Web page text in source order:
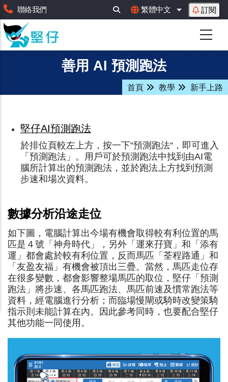
移
至
主
內
容
聯絡我們 繁體中文 列出額外動作
訂閱
善用 AI 預測跑法
首頁 教學 新手上路
堅仔AI預測跑法
於排位頁較左上方，按一下“預測跑法“，即可進入
「預測跑法」。用戶可於預測跑法中找到由AI電
腦所計算出的預測跑法，並於跑法上方找到預測
步速和場次資料。
數據分析沿途走位
如下圖，電腦計算出今場有機會取得較有利位置的馬
匹是４號「神舟時代」，另外「運來孖寶」和「添有
運」都會處於較有利位置，反而馬匹「荃程路通」和
「友盈友福」有機會被頂出三疊。當然，馬匹走位存
在很多變數，都會影響整場馬匹的取位，堅仔「預測
跑法」將步速、各馬匹跑法、馬匹前速及慣常跑法等
資料，經電腦進行分析；而臨場慢閘或騎時改變策騎
指示則未能計算在內。因此參考同時，也要配合堅仔
其他功能一同使用。